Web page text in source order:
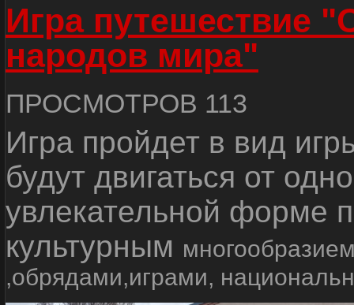
Игра путешествие
народов мира"
ПРОСМОТРОВ 113
Игра пройдет в вид
будут двигаться от
увлекательной форме
культурным
,обрядами,играми,